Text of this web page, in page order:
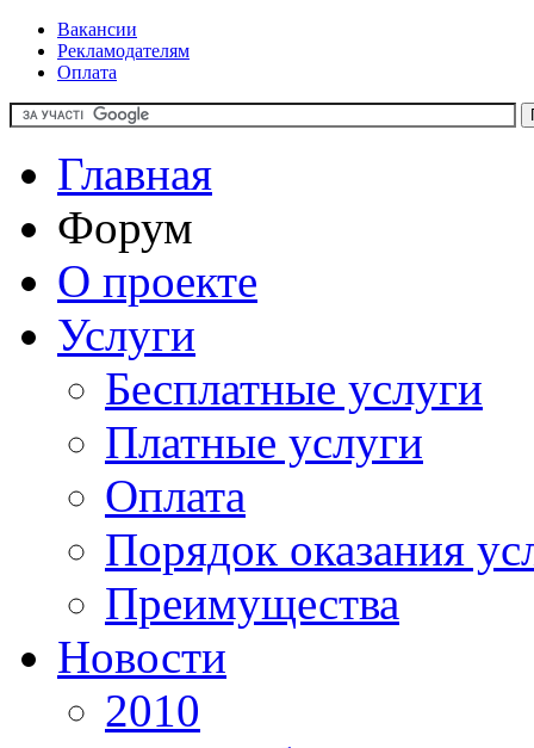
Вакансии
Рекламодателям
Оплата
Главная
Форум
О проекте
Услуги
Бесплатные услуги
Платные услуги
Оплата
Порядок оказания
Преимущества
Новости
2010